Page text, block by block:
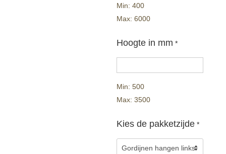
Min: 400
Max: 6000
Hoogte in mm *
Min: 500
Max: 3500
Kies de pakketzijde *